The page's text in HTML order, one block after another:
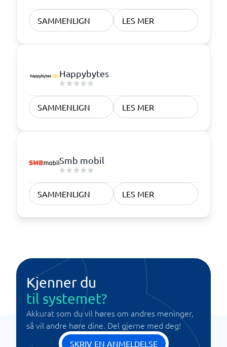
SAMMENLIGN LES MER
Happybytes
SAMMENLIGN LES MER
Smb mobil
SAMMENLIGN LES MER
Kjenner du
til systemet?
Akkurat som du vil høres om andres meninger,
så vil andre høre dine. Del gjerne med deg!
SKRIV EN ANMELDELSE